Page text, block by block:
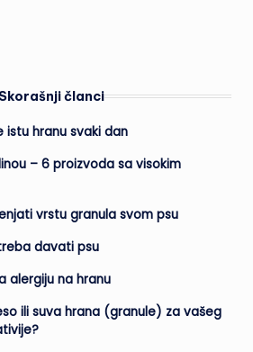
Skorašnji članci
istu hranu svaki dan
– 6 proizvoda sa visokim
vrstu granula svom psu
davati psu
alergiju na hranu
ili suva hrana (granule) za vašeg